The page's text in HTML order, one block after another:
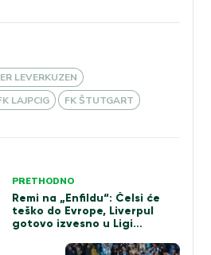
LEVERKUZEN
LAJPCIG FK ŠTUTGART
PRETHODNO
Remi na „Enfildu“: Čelsi će
teško do Evrope, Liverpul
gotovo izvesno u Ligi